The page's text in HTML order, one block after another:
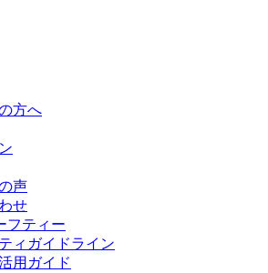
方へ
声
せ
フティー
ィガイドライン
用ガイド